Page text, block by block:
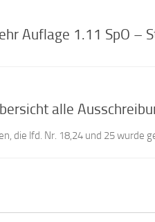
Auflage 1.11 SpO –
alle
die lfd. Nr. 18,24 und 25 wurde